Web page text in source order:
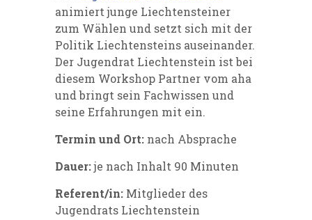
animiert junge Liechtensteiner
zum Wählen und setzt sich mit der
Politik Liechtensteins auseinander.
Der Jugendrat Liechtenstein ist bei
diesem Workshop Partner vom aha
und bringt sein Fachwissen und
seine Erfahrungen mit ein.
Termin und Ort: nach Absprache
Dauer:je nach Inhalt 90 Minuten
Referent/in: Mitglieder des
Jugendrats Liechtenstein